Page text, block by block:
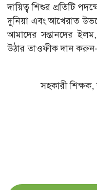
দায়িত্ব শিশুর প্রতিটি
দুনিয়া এবং আখেরাত
আমাদের সন্তানদের
উঠার তাওফীক দান
সহকারী শিক্ষক,